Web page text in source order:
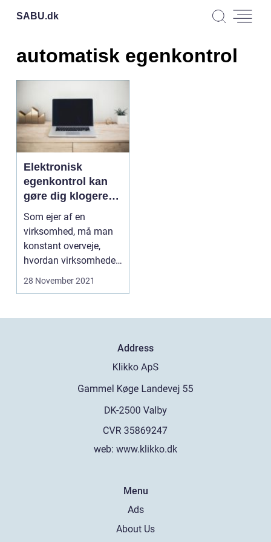
SABU.dk
automatisk egenkontrol
Elektronisk
egenkontrol kan
gøre dig klogere
på virksomheden
Som ejer af en
virksomhed, må man
konstant overveje,
hvordan virksomheden
kan blive bedre. Hvilke
28 November 2021
Address
web: www.klikko.dk
Menu
Ads
About Us